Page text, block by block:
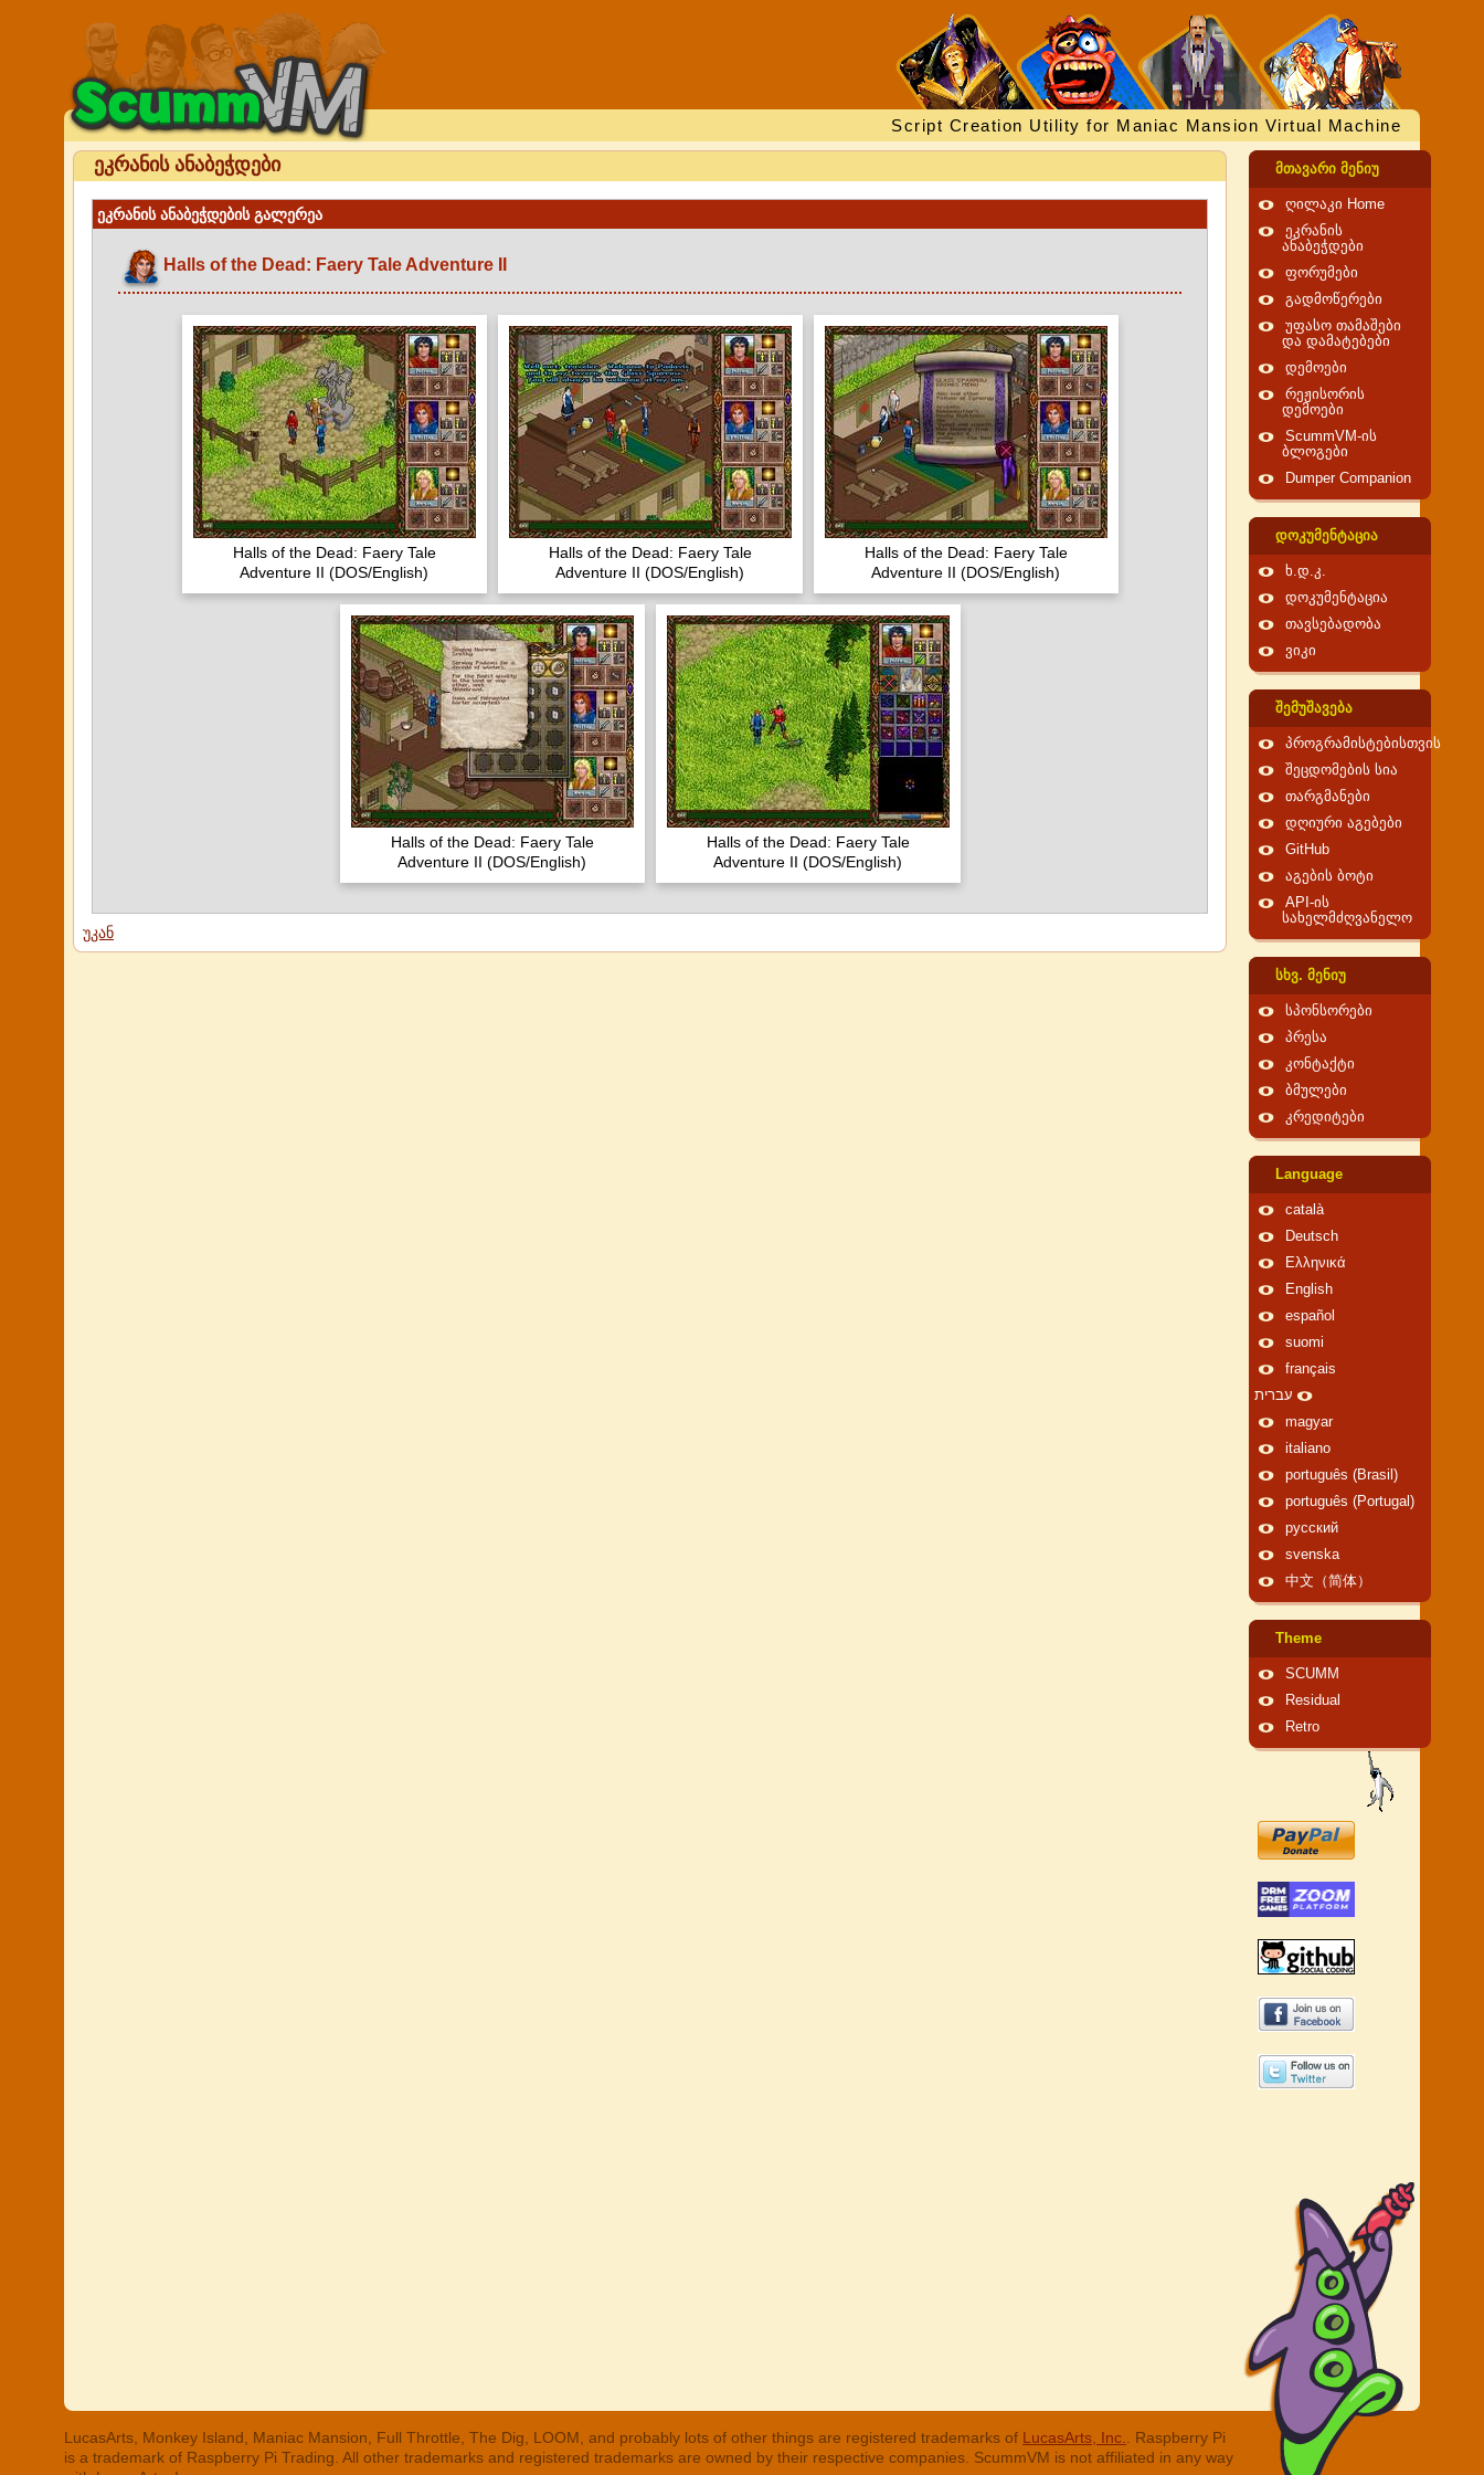
Script Creation Utility for Maniac Mansion Virtual Machine
ეკრანის ანაბეჭდები
ეკრანის ანაბეჭდების გალერეა
Halls of the Dead: Faery Tale Adventure II
Halls of the Dead: Faery Tale
Adventure II (DOS/English)
Halls of the Dead: Faery Tale
Adventure II (DOS/English)
Halls of the Dead: Faery Tale
Adventure II (DOS/English)
Halls of the Dead: Faery Tale
Adventure II (DOS/English)
Halls of the Dead: Faery Tale
Adventure II (DOS/English)
უკან
მთავარი მენიუ
ღილაკი Home
ეკრანის
ანაბეჭდები
ფორუმები
გადმოწერები
უფასო თამაშები
და დამატებები
დემოები
რეჟისორის
დემოები
ScummVM-ის
ბლოგები
Dumper Companion
დოკუმენტაცია
ხ.დ.კ.
დოკუმენტაცია
თავსებადობა
ვიკი
შემუშავება
პროგრამისტებისთვის
შეცდომების სია
თარგმანები
დღიური აგებები
GitHub
აგების ბოტი
API-ის
სახელმძღვანელო
სხვ. მენიუ
სპონსორები
პრესა
კონტაქტი
ბმულები
კრედიტები
Language
català
Deutsch
Ελληνικά
English
español
suomi
français
עברית
magyar
italiano
português (Brasil)
português (Portugal)
русский
svenska
中文（简体）
Theme
SCUMM
Residual
Retro
LucasArts, Monkey Island, Maniac Mansion, Full Throttle, The Dig, LOOM, and probably lots of other things are registered trademarks of LucasArts, Inc.
. Raspberry Pi
is a trademark of Raspberry Pi Trading. All other trademarks and registered trademarks are owned by their respective companies. ScummVM is not affiliated in any way